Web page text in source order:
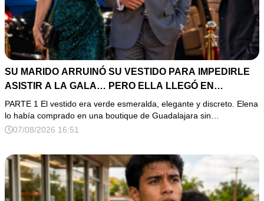
SU MARIDO ARRUINÓ SU VESTIDO PARA IMPEDIRLE
ASISTIR A LA GALA… PERO ELLA LLEGÓ EN
LIMUSINA COMO INVITADA DE HONOR DEL DUEÑO DE
LA EMPRESA
PARTE 1 El vestido era verde esmeralda, elegante y discreto. Elena
lo había comprado en una boutique de Guadalajara sin…
07/08/2026 16:51